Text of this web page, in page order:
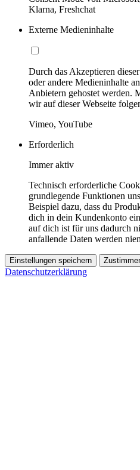
Klarna, Freshchat
Externe Medieninhalte
Durch das Akzeptieren
oder andere Medieninhalte
Anbietern gehostet werden.
wir auf dieser Webseite
Vimeo, YouTube
Erforderlich
Immer aktiv
Technisch erforderliche
grundlegende Funktionen
Beispiel dazu, dass du
dich in dein Kundenkonto
auf dich ist für uns dadurch
anfallende Daten werden
Einstellungen speichern
Datenschutzerklärung